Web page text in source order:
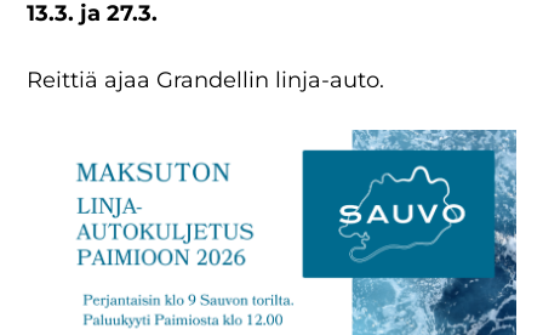
13.3. ja 27.3.
Reittiä ajaa Grandellin linja-auto.